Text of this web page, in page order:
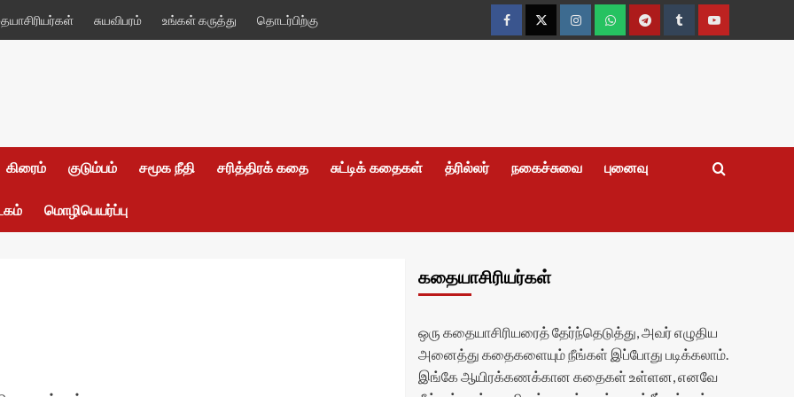
சுயவிபரம் உங்கள் கருத்து தொடர்பிற்கு
FacebookTwitterInstagramWhatsappTelegramTumblrYouTube
கிரைம் குடும்பம் சமூக நீதி சரித்திரக் கதை சுட்டிக் கதைகள் த்ரில்லர் நகைச்சுவை புனைவு
மொழிபெயர்ப்பு
கதையாசிரியர்கள்
ஒரு கதையாசிரியரைத் தேர்ந்தெடுத்து, அவர் எழுதிய
அனைத்து கதைகளையும் நீங்கள் இப்போது படிக்கலாம்.
இங்கே ஆயிரக்கணக்கான கதைகள் உள்ளன, எனவே